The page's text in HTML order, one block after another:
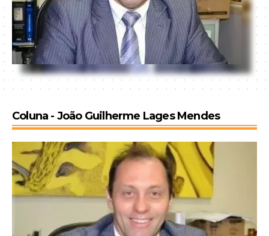
Coluna - João Guilherme Lages Mendes